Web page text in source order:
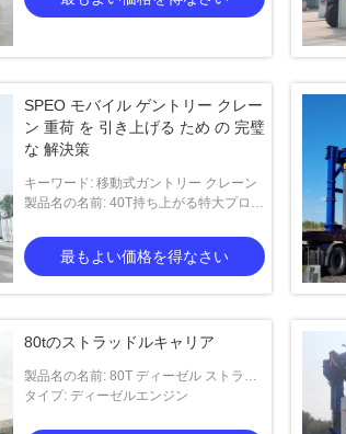
ストレードレーナー ストレードレーナー
SPEO モバイル ゲントリー クレー
ン 重荷 を 引き上げる ため の 完璧
な 解決策
キーワード: 移動式ガントリー クレーン
製品名の名前: 40T持ち上がる特大プロダ
最もよい価格を得なさい
80tのストラッドルキャリア
製品名の名前: 80T ディーゼル ストラッ
ドル キャリア
タイプ: ディーゼルエンジン